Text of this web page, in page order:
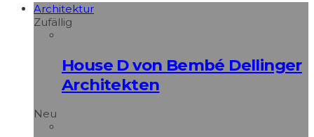
Architektur
Zufällig
House D von Bembé Dellinger
Architekten
Neu